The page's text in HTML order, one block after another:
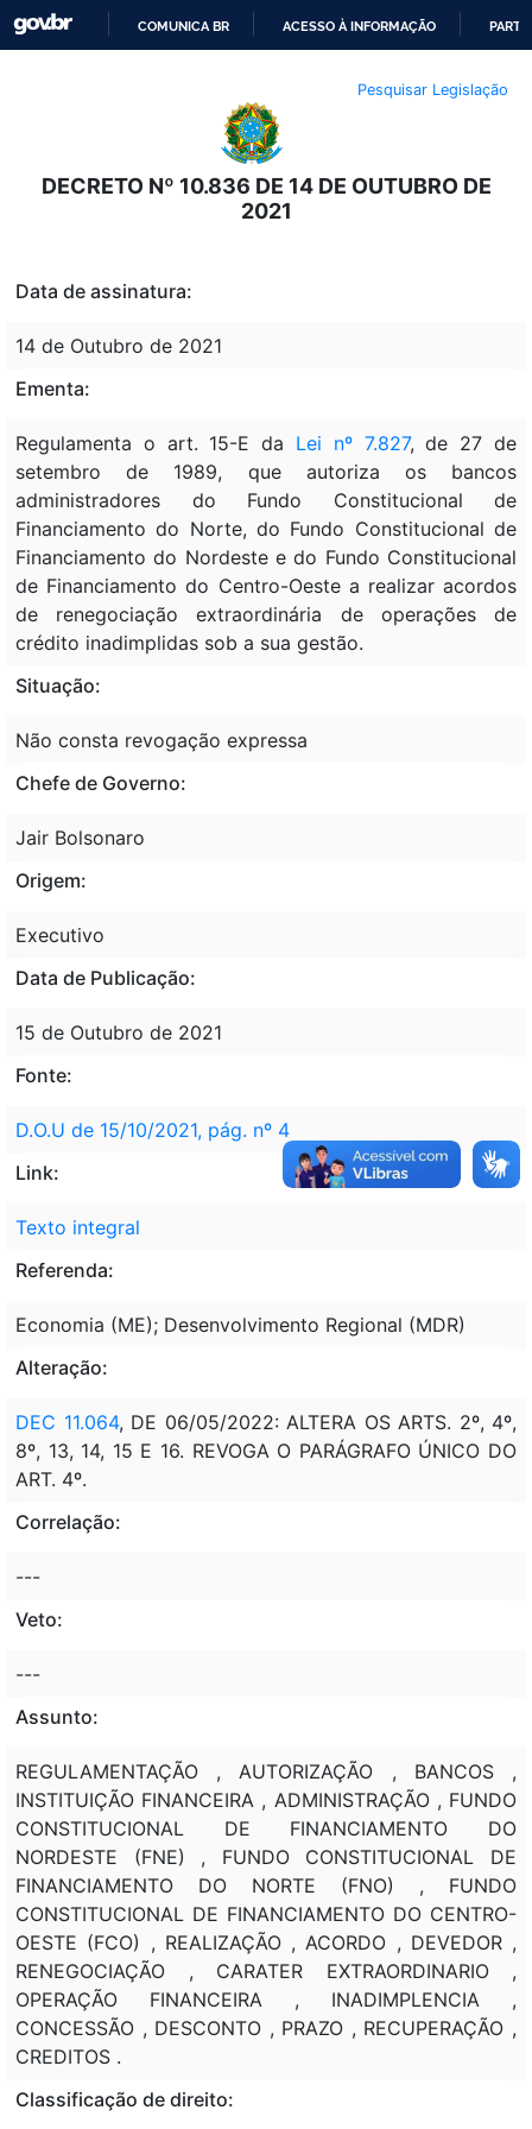
O
CONTEÚDO
COMUNICA BR ACESSO À INFORMAÇÃO
Pesquisar Legislação
DECRETO Nº 10.836 DE 14 DE OUTUBRO DE
2021
Data de assinatura:
14 de Outubro de 2021
Ementa:
Regulamenta o art. 15-E da Lei nº 7.827, de 27 de
setembro de 1989, que autoriza os bancos
administradores do Fundo Constitucional de
Financiamento do Norte, do Fundo Constitucional de
Financiamento do Nordeste e do Fundo Constitucional
de Financiamento do Centro-Oeste a realizar acordos
de renegociação extraordinária de operações de
crédito inadimplidas sob a sua gestão.
Situação:
Não consta revogação expressa
Chefe de Governo:
Jair Bolsonaro
Origem:
Executivo
Data de Publicação:
15 de Outubro de 2021
Fonte:
D.O.U de 15/10/2021, pág. nº 4
Link:
Texto integral
Referenda:
Economia (ME); Desenvolvimento Regional (MDR)
Alteração:
DEC 11.064, DE 06/05/2022: ALTERA OS ARTS. 2º, 4º,
8º, 13, 14, 15 E 16. REVOGA O PARÁGRAFO ÚNICO DO
ART. 4º.
Correlação:
---
Veto:
---
Assunto:
REGULAMENTAÇÃO , AUTORIZAÇÃO , BANCOS ,
INSTITUIÇÃO FINANCEIRA , ADMINISTRAÇÃO , FUNDO
CONSTITUCIONAL DE FINANCIAMENTO DO
NORDESTE (FNE) , FUNDO CONSTITUCIONAL DE
FINANCIAMENTO DO NORTE (FNO) , FUNDO
CONSTITUCIONAL DE FINANCIAMENTO DO CENTRO-
OESTE (FCO) , REALIZAÇÃO , ACORDO , DEVEDOR ,
RENEGOCIAÇÃO , CARATER EXTRAORDINARIO ,
OPERAÇÃO FINANCEIRA , INADIMPLENCIA ,
CONCESSÃO , DESCONTO , PRAZO , RECUPERAÇÃO ,
CREDITOS .
Classificação de direito: